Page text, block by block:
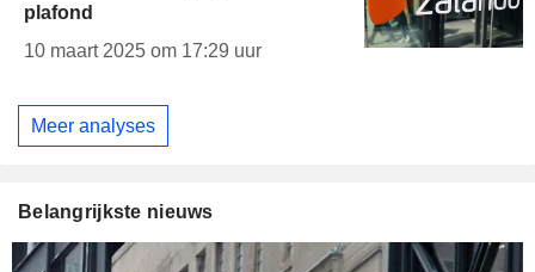
plafond
10 maart 2025 om 17:29 uur
Meer analyses
Belangrijkste nieuws